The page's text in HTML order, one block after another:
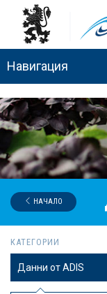
Навигация
НАЧАЛО
КАТЕГОРИИ
Данни от ADIS